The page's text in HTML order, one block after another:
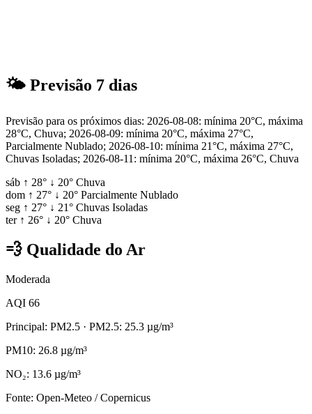
🌤 Previsão 7 dias
Previsão para os próximos dias: 2026-08-08: mínima 20°C, máxima
28°C, Chuva; 2026-08-09: mínima 20°C, máxima 27°C,
Parcialmente Nublado; 2026-08-10: mínima 21°C, máxima 27°C,
Chuvas Isoladas; 2026-08-11: mínima 20°C, máxima 26°C, Chuva
sáb ↑ 28° ↓ 20° Chuva
dom ↑ 27° ↓ 20° Parcialmente Nublado
seg ↑ 27° ↓ 21° Chuvas Isoladas
ter ↑ 26° ↓ 20° Chuva
💨 Qualidade do Ar
Moderada
AQI 66
Principal: PM2.5 · PM2.5: 25.3 µg/m³
PM10: 26.8 µg/m³
NO₂: 13.6 µg/m³
Fonte: Open-Meteo / Copernicus